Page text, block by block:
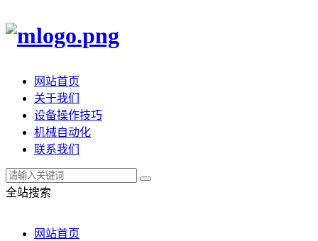
网站首页
关于我们
设备操作技巧
机械自动化
联系我们
全站搜索
网站首页